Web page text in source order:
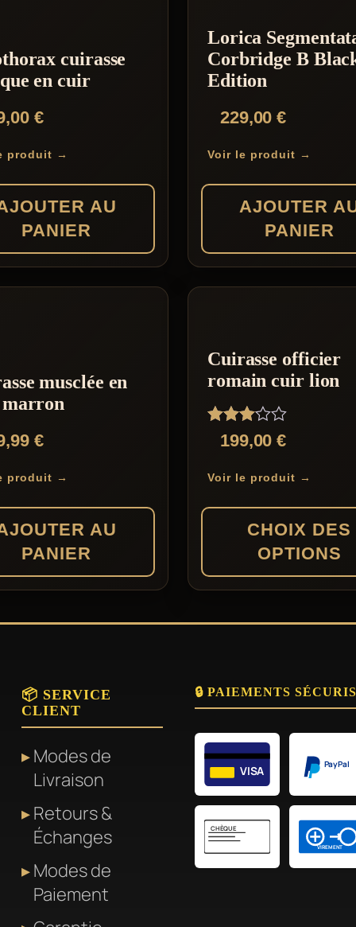
cuirasse
en cuir
€
produit →
AU
PANIER
Lorica
Corbridge B
Edition
229,00€
Voir le produit →
AJOUTER
PANIER
musclée en
€
produit →
AU
PANIER
Cuirasse officier
romain cuir lion
Note
3.00
199,00€
Voir le produit →
CHOIX DES
OPTIONS
produit
variations.
options
peuvent
être
choisies
sur
la
📦 SERVICE
CLIENT
Modes de
Livraison
Retours &
Échanges
Modes de
Paiement
🔒 PAIEMENTS
VISA PayPal
CHÈQUE
VIREMENT